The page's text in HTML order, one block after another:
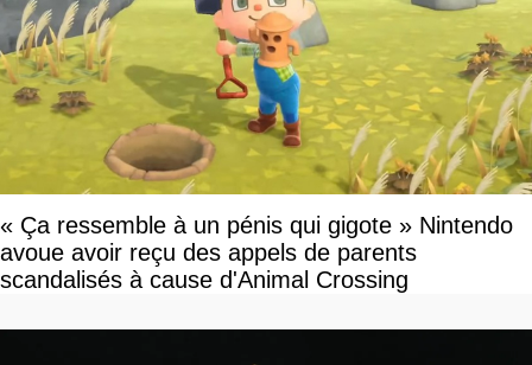
« Ça ressemble à un pénis qui gigote » Nintendo
avoue avoir reçu des appels de parents
scandalisés à cause d'Animal Crossing